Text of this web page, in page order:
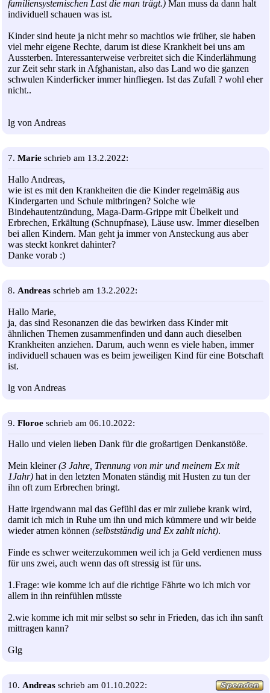
familiensystemischen Last die man trägt.) Man muss da dann halt
individuell schauen was ist.
Kinder sind heute ja nicht mehr so machtlos wie früher, sie haben
viel mehr eigene Rechte, darum ist diese Krankheit bei uns am
Aussterben. Interessanterweise verbreitet sich die Kinderlähmung
zur Zeit sehr stark in Afghanistan, also das Land wo die ganzen
schwulen Kinderficker immer hinfliegen. Ist das Zufall ? wohl eher
nicht..
lg von Andreas
7. Marie schrieb am 13.2.2022:
Hallo Andreas,
wie ist es mit den Krankheiten die die Kinder regelmäßig aus
Kindergarten und Schule mitbringen? Solche wie
Bindehautentzündung, Maga-Darm-Grippe mit Übelkeit und
Erbrechen, Erkältung (Schnupfnase), Läuse usw. Immer dieselben
bei allen Kindern. Man geht ja immer von Ansteckung aus aber
was steckt konkret dahinter?
Danke vorab :)
8. Andreas schrieb am 13.2.2022:
Hallo Marie,
ja, das sind Resonanzen die das bewirken dass Kinder mit
ähnlichen Themen zusammenfinden und dann auch dieselben
Krankheiten anziehen. Darum, auch wenn es viele haben, immer
individuell schauen was es beim jeweiligen Kind für eine Botschaft
ist.
lg von Andreas
9. Floroe schrieb am 06.10.2022:
Hallo und vielen lieben Dank für die großartigen Denkanstöße.
Mein kleiner(3 Jahre, Trennung von mir und meinem Ex mit
1Jahr) hat in den letzten Monaten ständig mit Husten zu tun der
ihn oft zum Erbrechen bringt.
Hatte irgendwann mal das Gefühl das er mir zuliebe krank wird,
damit ich mich in Ruhe um ihn und mich kümmere und wir beide
wieder atmen können (selbstständig und Ex zahlt nicht).
Finde es schwer weiterzukommen weil ich ja Geld verdienen muss
für uns zwei, auch wenn das oft stressig ist für uns.
1.Frage: wie komme ich auf die richtige Fährte wo ich mich vor
allem in ihn reinfühlen müsste
2.wie komme ich mit mir selbst so sehr in Frieden, das ich ihn sanft
mittragen kann?
Glg
10. Andreas schrieb am 01.10.2022: